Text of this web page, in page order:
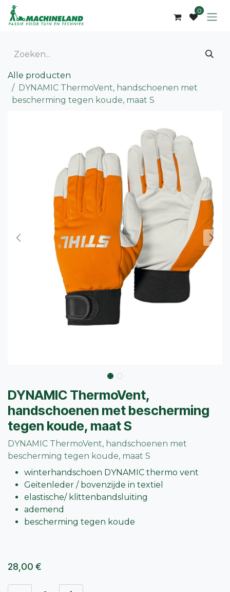
Overslaan naar inhoud
0
Alle producten
DYNAMIC ThermoVent, handschoenen met
bescherming tegen koude, maat S
DYNAMIC ThermoVent,
handschoenen met bescherming
tegen koude, maat S
DYNAMIC ThermoVent, handschoenen met
bescherming tegen koude, maat S
winterhandschoen DYNAMIC thermo vent
Geitenleder / bovenzijde in textiel
elastische/ klittenbandsluiting
ademend
bescherming tegen koude
28,00 €